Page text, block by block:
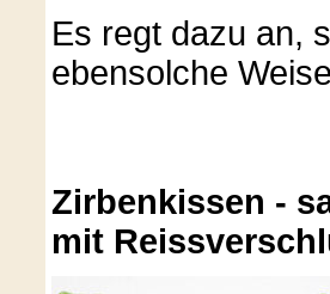
Es regt dazu an,
ebensolche
Zirbenkissen -
mit